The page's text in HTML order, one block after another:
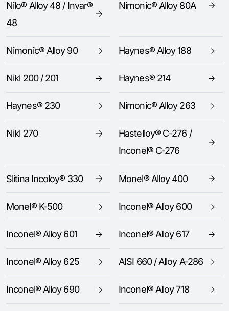
Nilo® Alloy 48 / Invar®
48
Nimonic® Alloy 80A
Nimonic® Alloy 90 Haynes® Alloy 188
Nikl 200 / 201 Haynes® 214
Haynes® 230 Nimonic® Alloy 263
Nikl 270
Hastelloy® C-276 /
Inconel® C-276
Slitina Incoloy® 330 Monel® Alloy 400
Monel® K-500 Inconel® Alloy 600
Inconel® Alloy 601 Inconel® Alloy 617
Inconel® Alloy 625 AISI 660 / Alloy A-286
Inconel® Alloy 690 Inconel® Alloy 718